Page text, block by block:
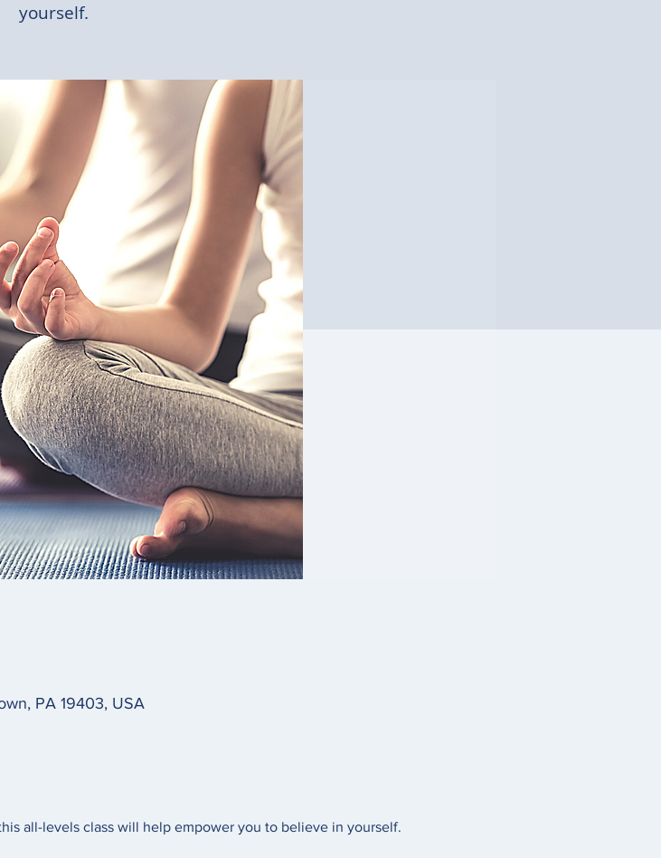
yourself.
PA 19403, USA
all-levels class will help empower you to believe in yourself.